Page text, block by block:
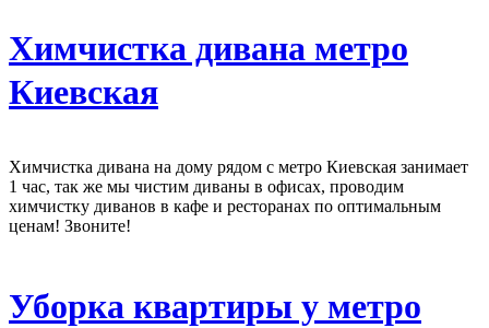
Химчистка дивана метро
Киевская
Химчистка дивана на дому рядом с метро Киевская занимает
1 час, так же мы чистим диваны в офисах, проводим
химчистку диванов в кафе и ресторанах по оптимальным
ценам! Звоните!
Уборка квартиры у метро